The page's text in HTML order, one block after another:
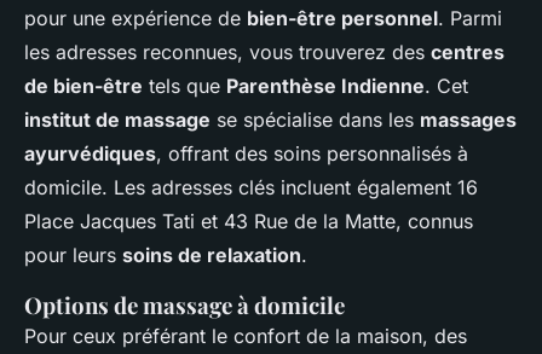
pour une expérience de bien-être personnel. Parmi
les adresses reconnues, vous trouverez des centres
de bien-être tels que Parenthèse Indienne. Cet
institut de massage se spécialise dans les massages
ayurvédiques, offrant des soins personnalisés à
domicile. Les adresses clés incluent également 16
Place Jacques Tati et 43 Rue de la Matte, connus
pour leurs soins de relaxation.
Options de massage à domicile
Pour ceux préférant le confort de la maison, des